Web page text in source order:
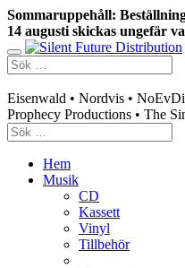
Sommaruppehåll:
14 augusti skickas ungefär
Eisenwald • Nordvis •
Prophecy Productions • The
Hem
Musik
CD
Kassett
Vinyl
Tillbehör